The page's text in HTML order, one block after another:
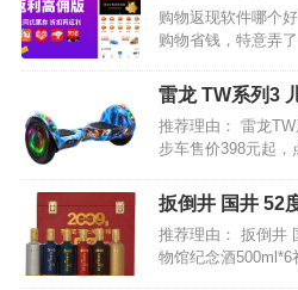
返利软件推荐
购物返现软件哪个
购物省钱，特意弄
够了，再多你用也
的呢？今天小编就
的购物返…
雷龙 TW系列3
步车
推荐理由： 雷龙
步车售价398元起，
平衡，更容易学会
LED灯，大功率无
节…
扳倒井 国井 52
物馆纪念酒
推荐理由： 扳倒井
物馆纪念酒500ml*6